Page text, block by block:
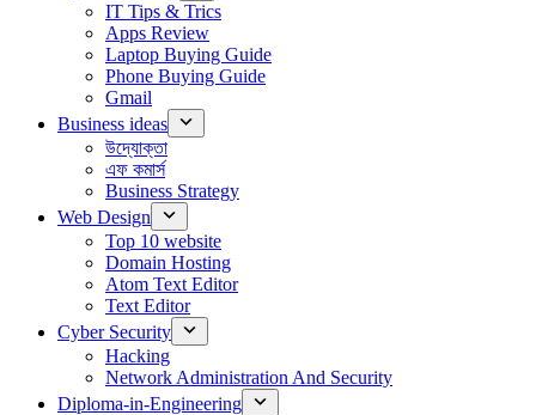
IT Tips & Trics
Apps Review
Laptop Buying Guide
Phone Buying Guide
Gmail
Business ideas
উদ্যোক্তা
এফ কমার্স
Business Strategy
Web Design
Top 10 website
Domain Hosting
Atom Text Editor
Text Editor
Cyber Security
Hacking
Network Administration And Security
Diploma-in-Engineering